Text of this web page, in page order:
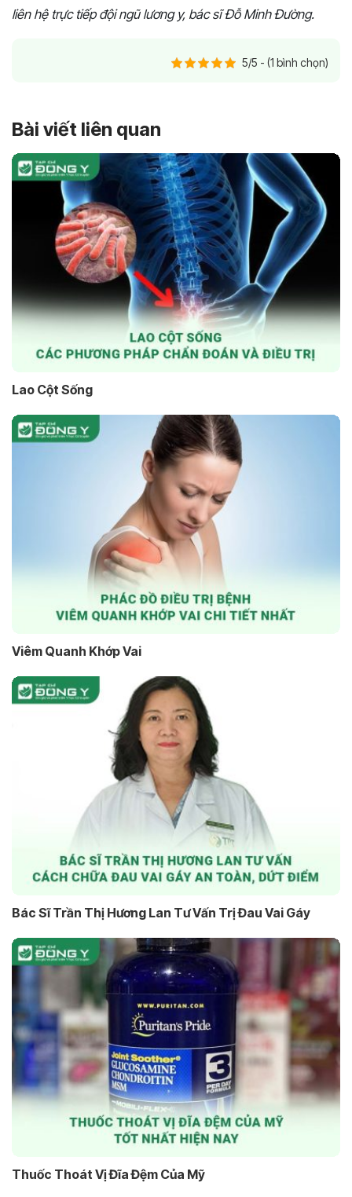
liên hệ trực tiếp đội ngũ lương y, bác sĩ Đỗ Minh Đường.
5/5 - (1 bình chọn)
Bài viết liên quan
Lao Cột Sống
Viêm Quanh Khớp Vai
Bác Sĩ Trần Thị Hương Lan Tư Vấn Trị Đau Vai Gáy
Thuốc Thoát Vị Đĩa Đệm Của Mỹ